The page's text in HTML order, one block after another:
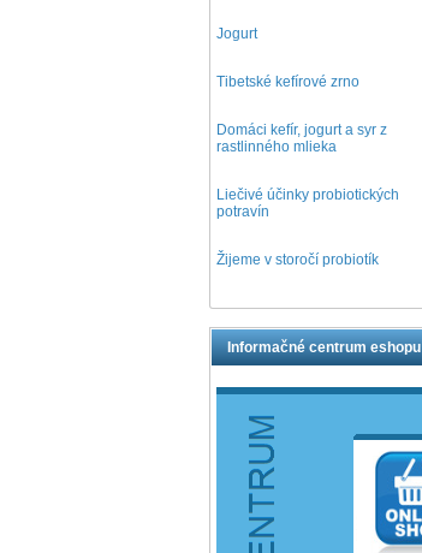
Jogurt
Tibetské kefírové zrno
Domáci kefír, jogurt a syr z
rastlinného mlieka
Liečivé účinky probiotických
potravín
Žijeme v storočí probiotík
Informačné centrum eshopu